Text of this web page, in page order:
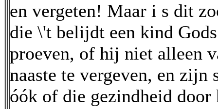
en vergeten! Maar i s dit
die \'t belijdt een kind
proeven, of hij niet alleen
naaste te vergeven, en zijn
óók of die gezindheid